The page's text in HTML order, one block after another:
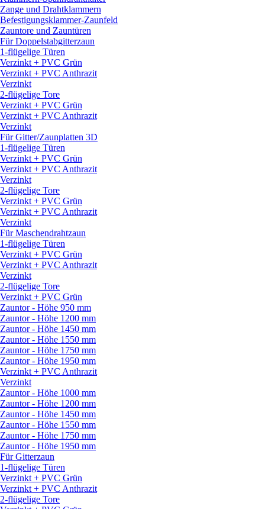
Zange und Drahtklammern
Befestigungsklammer-Zaunfeld
Zauntore und Zauntüren
Für Doppelstabgitterzaun
1-flügelige Türen
Verzinkt + PVC Grün
Verzinkt + PVC Anthrazit
Verzinkt
2-flügelige Tore
Verzinkt + PVC Grün
Verzinkt + PVC Anthrazit
Verzinkt
Für Gitter/Zaunplatten 3D
1-flügelige Türen
Verzinkt + PVC Grün
Verzinkt + PVC Anthrazit
Verzinkt
2-flügelige Tore
Verzinkt + PVC Grün
Verzinkt + PVC Anthrazit
Verzinkt
Für Maschendrahtzaun
1-flügelige Türen
Verzinkt + PVC Grün
Verzinkt + PVC Anthrazit
Verzinkt
2-flügelige Tore
Verzinkt + PVC Grün
Zauntor - Höhe 950 mm
Zauntor - Höhe 1200 mm
Zauntor - Höhe 1450 mm
Zauntor - Höhe 1550 mm
Zauntor - Höhe 1750 mm
Zauntor - Höhe 1950 mm
Verzinkt + PVC Anthrazit
Verzinkt
Zauntor - Höhe 1000 mm
Zauntor - Höhe 1200 mm
Zauntor - Höhe 1450 mm
Zauntor - Höhe 1550 mm
Zauntor - Höhe 1750 mm
Zauntor - Höhe 1950 mm
Für Gitterzaun
1-flügelige Türen
Verzinkt + PVC Grün
Verzinkt + PVC Anthrazit
2-flügelige Tore